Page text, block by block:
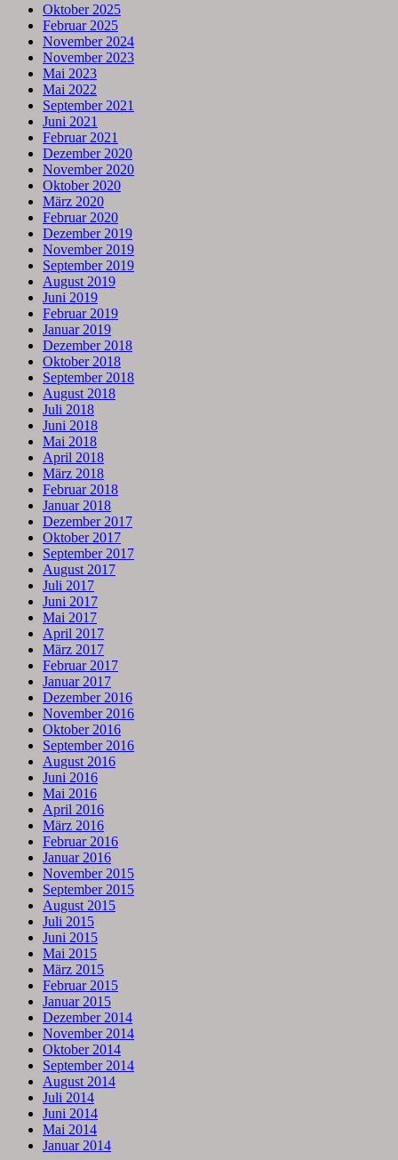
Oktober 2025
Februar 2025
November 2024
November 2023
Mai 2023
Mai 2022
September 2021
Juni 2021
Februar 2021
Dezember 2020
November 2020
Oktober 2020
März 2020
Februar 2020
Dezember 2019
November 2019
September 2019
August 2019
Juni 2019
Februar 2019
Januar 2019
Dezember 2018
Oktober 2018
September 2018
August 2018
Juli 2018
Juni 2018
Mai 2018
April 2018
März 2018
Februar 2018
Januar 2018
Dezember 2017
Oktober 2017
September 2017
August 2017
Juli 2017
Juni 2017
Mai 2017
April 2017
März 2017
Februar 2017
Januar 2017
Dezember 2016
November 2016
Oktober 2016
September 2016
August 2016
Juni 2016
Mai 2016
April 2016
März 2016
Februar 2016
Januar 2016
November 2015
September 2015
August 2015
Juli 2015
Juni 2015
Mai 2015
März 2015
Februar 2015
Januar 2015
Dezember 2014
November 2014
Oktober 2014
September 2014
August 2014
Juli 2014
Juni 2014
Mai 2014
Januar 2014